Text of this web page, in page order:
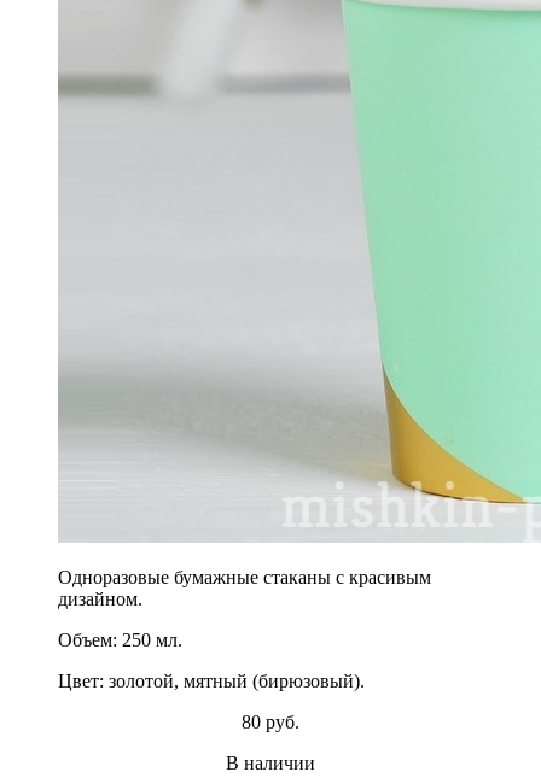
Одноразовые бумажные стаканы с красивым
дизайном.
Объем: 250 мл.
Цвет: золотой, мятный (бирюзовый).
80 руб.
В наличии